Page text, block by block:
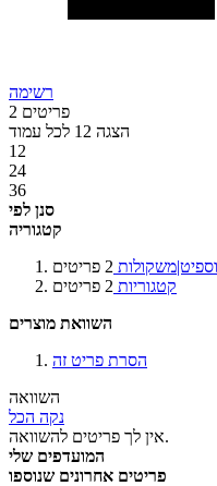
רשימה
2 פריטים
הצגה 12 לכל עמוד
12
24
36
סנן לפי
קטגוריה
2 פריטים
קטגוריות 2 פריטים
השוואת מוצרים
הסרת פריט זה
השוואה
נקה הכל
אין לך פריטים להשוואה.
המועדפים שלי
פריטים אחרונים שנוספו